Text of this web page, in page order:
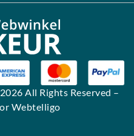
All Rights Reserved –
Webtelligo